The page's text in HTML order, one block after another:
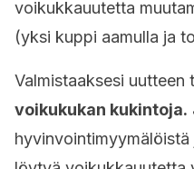
voikukkauutetta
(yksi kuppi aamulla ja
Valmistaaksesi uutteen
voikukukan kukintoja.